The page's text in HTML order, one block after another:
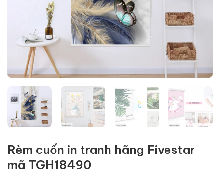
Rèm cuốn in tranh hãng Fivestar
mã TGH18490